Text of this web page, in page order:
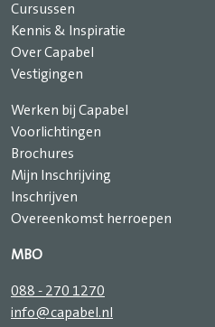
Cursussen
Kennis & Inspiratie
Over Capabel
Vestigingen
Werken bij Capabel
Voorlichtingen
Brochures
Mijn Inschrijving
Inschrijven
Overeenkomst herroepen
MBO
088 - 270 1270
info@capabel.nl